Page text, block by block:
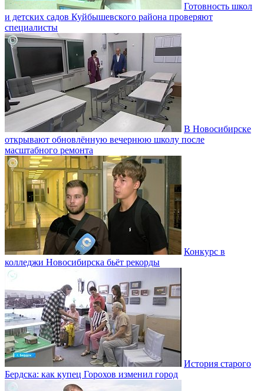
Готовность школ
и детских садов Куйбышевского района проверяют
специалисты
В Новосибирске
открывают обновлённую вечернюю школу после
масштабного ремонта
Конкурс в
колледжи Новосибирска бьёт рекорды
История старого
Бердска: как купец Горохов изменил город